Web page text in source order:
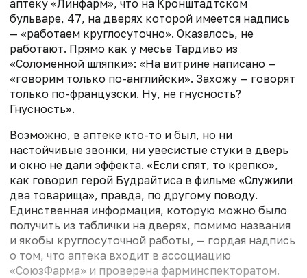
аптеку «Линфарм», что на Кронштадтском
бульваре, 47, на дверях которой имеется надпись
— «работаем круглосуточно». Оказалось, не
работают. Прямо как у месье Тардиво из
«Соломенной шляпки»: «На витрине написано —
«говорим только по-английски». Захожу — говорят
только по-французски. Ну, не гнусность?
Гнусность».
Возможно, в аптеке кто-то и был, но ни
настойчивые звонки, ни увесистые стуки в дверь
и окно не дали эффекта. «Если спят, то крепко»,
как говорил герой Будрайтиса в фильме «Служили
два товарища», правда, по другому поводу.
Единственная информация, которую можно было
получить из таблички на дверях, помимо названия
и якобы круглосуточной работы, — гордая надпись
о том, что аптека входит в ассоциацию
«СоюзФарма» и проверена фарминспекторатом.